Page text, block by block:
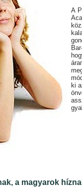
A
ki
a magyarok